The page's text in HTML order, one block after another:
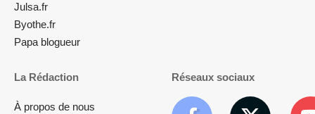
Julsa.fr
Byothe.fr
Papa blogueur
La Rédaction
À propos de nous
Réseaux sociaux